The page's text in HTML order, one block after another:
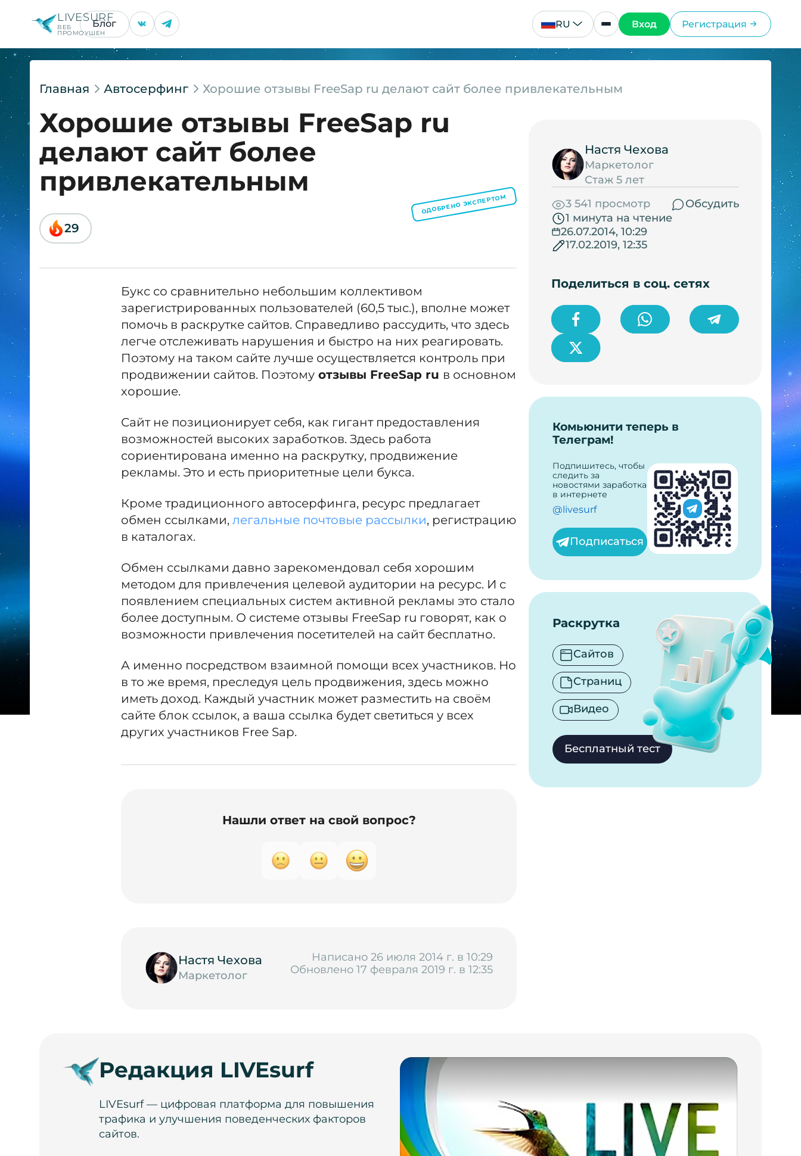
LIVESURF
ВЕБ
ПРОМОУШЕН
Блог RU Вход Регистрация
Главная Автосерфинг Хорошие отзывы FreeSap ru делают сайт более привлекательным
Хорошие отзывы FreeSap ru
делают сайт более
привлекательным
ОДОБРЕНО ЭКСПЕРТОМ
29
Букс со сравнительно небольшим коллективом
зарегистрированных пользователей (60,5 тыс.), вполне может
помочь в раскрутке сайтов. Справедливо рассудить, что здесь
легче отслеживать нарушения и быстро на них реагировать.
Поэтому на таком сайте лучше осуществляется контроль при
продвижении сайтов. Поэтому отзывы FreeSap ru в основном
хорошие.
Сайт не позиционирует себя, как гигант предоставления
возможностей высоких заработков. Здесь работа
сориентирована именно на раскрутку, продвижение
рекламы. Это и есть приоритетные цели букса.
Кроме традиционного автосерфинга, ресурс предлагает
обмен ссылками,легальные почтовые рассылки, регистрацию
в каталогах.
Обмен ссылками давно зарекомендовал себя хорошим
методом для привлечения целевой аудитории на ресурс. И с
появлением специальных систем активной рекламы это стало
более доступным. О системе отзывы FreeSap ru говорят, как о
возможности привлечения посетителей на сайт бесплатно.
А именно посредством взаимной помощи всех участников. Но
в то же время, преследуя цель продвижения, здесь можно
иметь доход. Каждый участник может разместить на своём
сайте блок ссылок, а ваша ссылка будет светиться у всех
других участников Free Sap.
Нашли ответ на свой вопрос?
Настя Чехова
Маркетолог
Написано 26 июля 2014 г. в 10:29
Обновлено 17 февраля 2019 г. в 12:35
Настя Чехова
Маркетолог
Стаж 5 лет
3 541 просмотр
Обсудить
1 минута на чтение
26.07.2014, 10:29
17.02.2019, 12:35
Поделиться в соц. сетях
Комьюнити теперь в
Телеграм!
Подпишитесь, чтобы
следить за
новостями заработка
в интернете
@livesurf
Подписаться
Раскрутка
Сайтов
Страниц
Видео
Бесплатный тест
Редакция LIVEsurf
LIVEsurf — цифровая платформа для повышения
трафика и улучшения поведенческих факторов
сайтов.